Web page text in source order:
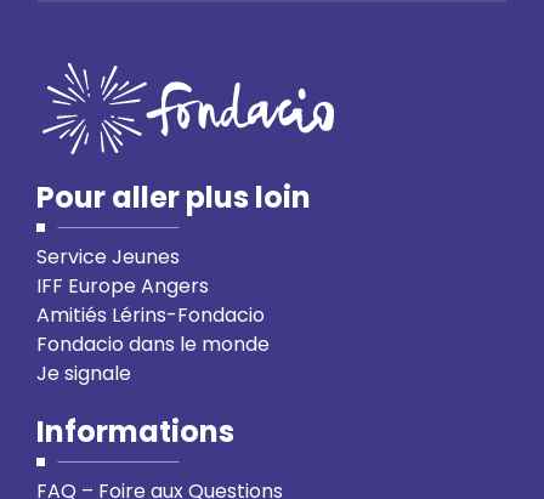
Pour aller plus loin
Service Jeunes
IFF Europe Angers
Amitiés Lérins-Fondacio
Fondacio dans le monde
Je signale
Informations
FAQ – Foire aux Questions